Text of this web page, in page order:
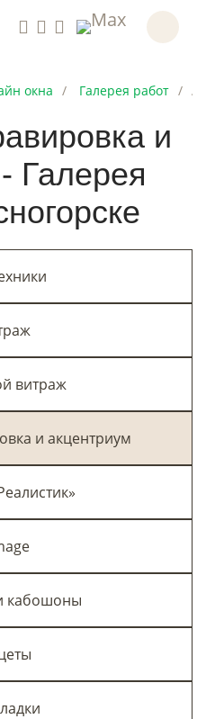
окна Галерея работ
и
Галерея
витраж
и акцентриум
кабошоны